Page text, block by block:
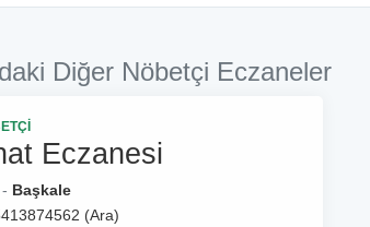
Diğer Nöbetçi Eczaneler
Eczanesi
Başkale
(Ara)